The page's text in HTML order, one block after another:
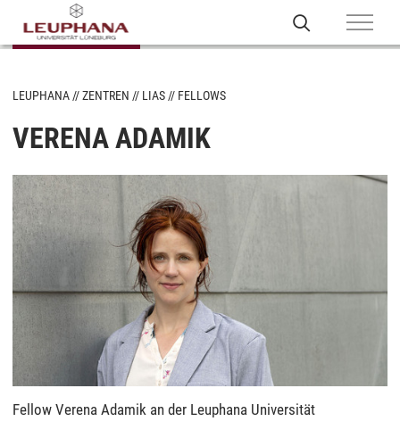
LEUPHANA ZENTREN LIAS FELLOWS
VERENA ADAMIK
Fellow Verena Adamik an der Leuphana Universität